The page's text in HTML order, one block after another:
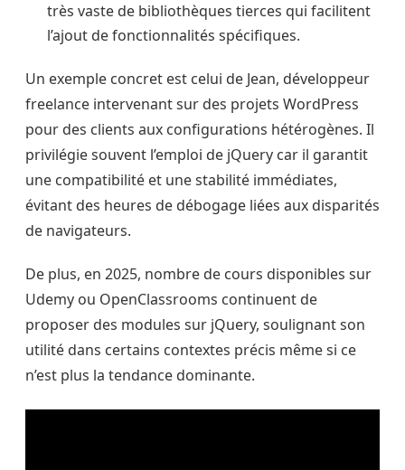
très vaste de bibliothèques tierces qui facilitent
l’ajout de fonctionnalités spécifiques.
Un exemple concret est celui de Jean, développeur
freelance intervenant sur des projets WordPress
pour des clients aux configurations hétérogènes. Il
privilégie souvent l’emploi de jQuery car il garantit
une compatibilité et une stabilité immédiates,
évitant des heures de débogage liées aux disparités
de navigateurs.
De plus, en 2025, nombre de cours disponibles sur
Udemy ou OpenClassrooms continuent de
proposer des modules sur jQuery, soulignant son
utilité dans certains contextes précis même si ce
n’est plus la tendance dominante.